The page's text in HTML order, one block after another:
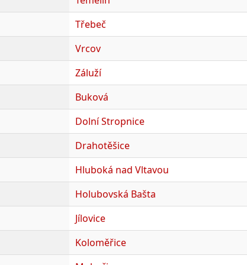
Třebeč
Vrcov
Záluží
Buková
Dolní Stropnice
Drahotěšice
Hluboká nad Vltavou
Holubovská Bašta
Jílovice
Koloměřice